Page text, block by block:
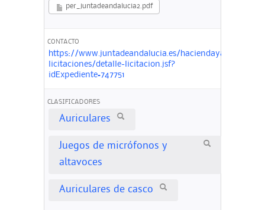
per_juntadeandalucia2.pdf
CONTACTO
https://www.juntadeandalucia.es/
licitaciones/detalle-licitacion.jsf?
idExpediente=747751
CLASIFICADORES
Auriculares
Juegos de micrófonos y
altavoces
Auriculares de casco